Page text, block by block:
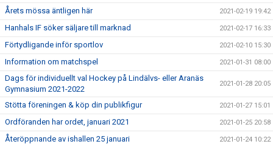
Årets mössa äntligen här 2021-02-19 19:42
Hanhals IF söker säljare till marknad 2021-02-17 16:33
Förtydligande inför sportlov 2021-02-10 15:30
Information om matchspel 2021-01-31 08:00
Dags för individuellt val Hockey på Lindälvs- eller Aranäs
Gymnasium 2021-2022
2021-01-28 20:05
Stötta föreningen & köp din publikfigur 2021-01-27 15:01
Ordföranden har ordet, januari 2021 2021-01-25 20:58
Återöppnande av ishallen 25 januari 2021-01-24 10:22